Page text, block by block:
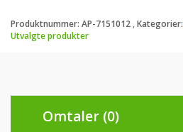
antall
Produktnummer: AP-7151012 Kategorier:
Utvalgte produkter
Omtaler (0)